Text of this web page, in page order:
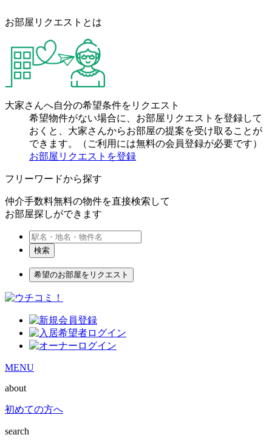
お部屋リクエストとは
大家さんへ自分の希望条件をリクエスト
希望物件がない場合に、お部屋リクエストを登録して
おくと、大家さんからお部屋の提案を受け取ることが
できます。（ご利用には無料の会員登録が必要です）
お部屋リクエストを登録
フリーワードから探す
仲介手数料無料の物件を直接検索して
お部屋探しができます
検索
希望のお部屋をリクエスト
MENU
about
初めての方へ
search